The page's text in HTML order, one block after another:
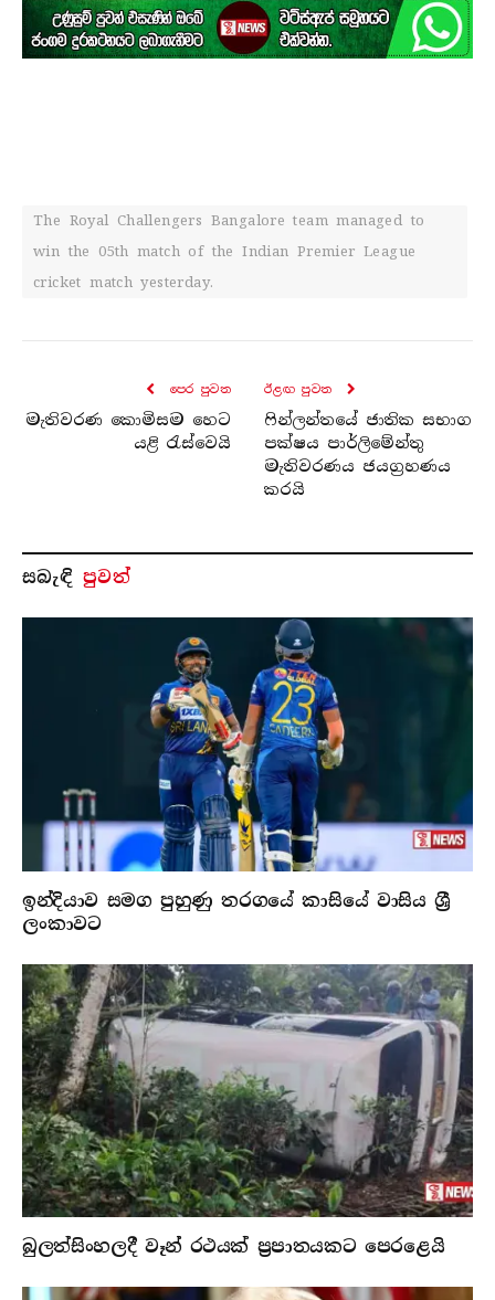
The Royal Challengers Bangalore team managed to
win the 05th match of the Indian Premier League
cricket match yesterday.
පෙර පුව​ත
මැතිවරණ කොමිසම හෙට
යළි රැස්වෙයි
ඊළඟ පුව​ත
ෆින්ලන්තයේ ජාතික සභාග
පක්ෂය පාර්ලිමේන්තු
මැතිවරණය ජයග්‍රහණය
කරයි
සබැ​ඳි පුවත්
ඉන්දියාව සමග පුහුණු තරගයේ කාසියේ වාසිය ශ්‍රී
ලංකාවට
බුලත්සිංහලදී වෑන් රථයක් ප්‍රපාතයකට පෙරළෙයි